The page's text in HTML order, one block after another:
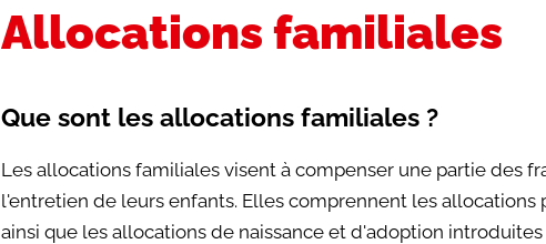
Allocations familiales
Que sont les allocations familiales ?
Les allocations familiales visent à compenser une partie des
l'entretien de leurs enfants. Elles comprennent les
ainsi que les allocations de naissance et d'adoption introduites